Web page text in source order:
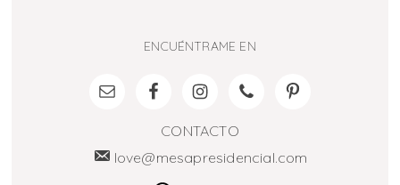
ENCUÉNTRAME EN
CONTACTO
love@mesapresidencial.com